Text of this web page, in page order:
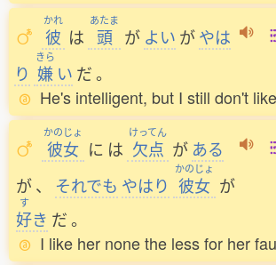
かれ
彼 は
あたま
頭 が よい がやは
り
きら
嫌 い だ。
He's intelligent, but I still don't
かのじょ
彼女 に は
けってん
欠点 が ある
が、 それでも やはり
かのじょ
彼女 が
す
好き だ。
I like her none the less for her